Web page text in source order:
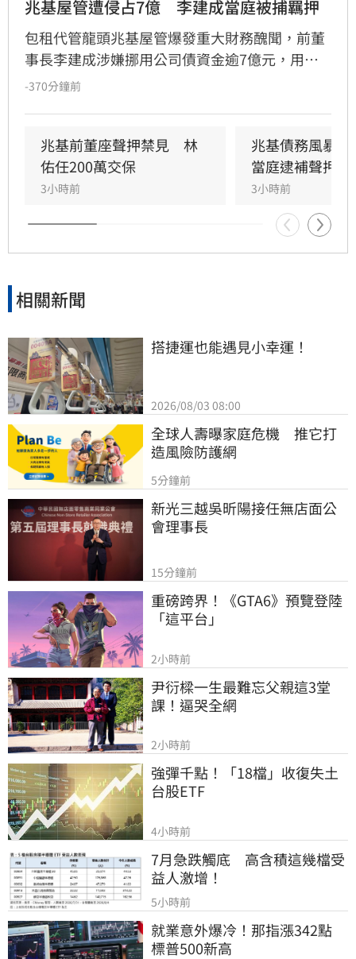
兆基屋管遭侵占7億　李建成當庭被捕羈押
包租代管龍頭兆基屋管爆發重大財務醜聞，前董
事長李建成涉嫌挪用公司債資金逾7億元，用於
個人私用及支付前妻生活費，遭檢方依背信、侵
-370分鐘前
兆基前董座聲押禁見　林
佑任200萬交保
3小時前
兆基債務風暴
當庭逮補聲押禁
3小時前
相關新聞
搭捷運也能遇見小幸運！
2026/08/03 08:00
全球人壽曝家庭危機　推它打
造風險防護網
5分鐘前
新光三越吳昕陽接任無店面公
會理事長
15分鐘前
重磅跨界！《GTA6》預覽登陸
「這平台」
2小時前
尹衍樑一生最難忘父親這3堂
課！逼哭全網
2小時前
強彈千點！「18檔」收復失土
台股ETF
4小時前
7月急跌觸底　高含積這幾檔受
益人激增！
5小時前
就業意外爆冷！那指漲342點
標普500新高